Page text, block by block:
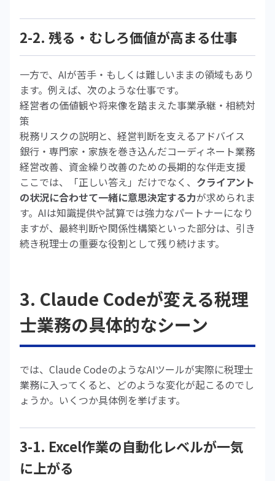
2-2. 残る・むしろ価値が高まる仕事
一方で、AIが苦手・もしくは難しいままの領域もあり
ます。例えば、次のような仕事です。
経営者の価値観や将来像を踏まえた事業承継・相続対
策
税務リスクの説明と、経営判断を支えるアドバイス
銀行・専門家・家族を巻き込んだコーディネート業務
経営改善、資金繰り改善のための長期的な伴走支援
ここでは、「正しい答え」だけでなく、 クライアント
の状況に合わせて一緒に意思決定する力が求められま
す。AIは知識提供や試算では強力なパートナーになり
ますが、最終判断や関係性構築といった部分は、引き
続き税理士の重要な役割として残り続けます。
3. Claude Codeが変える税理
士業務の具体的なシーン
では、Claude CodeのようなAIツールが実際に税理士
業務に入ってくると、どのような変化が起こるのでし
ょうか。いくつか具体例を挙げます。
3-1. Excel作業の自動化レベルが一気
に上がる